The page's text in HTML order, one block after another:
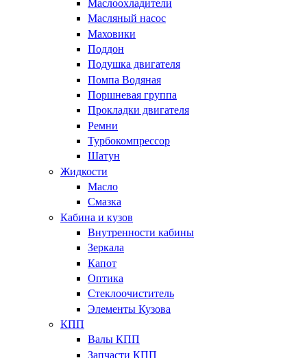
Маслоохладители
Масляный насос
Маховики
Поддон
Подушка двигателя
Помпа Водяная
Поршневая группа
Прокладки двигателя
Ремни
Турбокомпрессор
Шатун
Жидкости
Масло
Смазка
Кабина и кузов
Внутренности кабины
Зеркала
Капот
Оптика
Стеклоочиститель
Элементы Кузова
КПП
Валы КПП
Запчасти КПП